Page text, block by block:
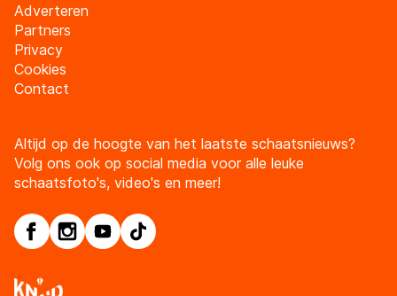
Adverteren
Partners
Privacy
Cookies
Contact
Altijd op de hoogte van het laatste schaatsnieuws?
Volg ons ook op social media voor alle leuke
schaatsfoto's, video's en meer!